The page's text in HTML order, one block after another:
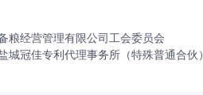
粮经营管理有限公司工会委员会
城冠佳专利代理事务所（特殊普通合伙）